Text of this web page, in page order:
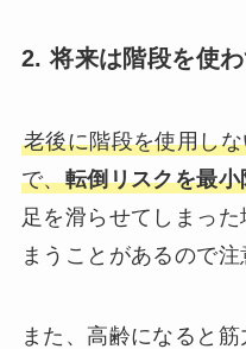
2. 将来は階段を使
老後に階段を使用し
で、転倒リスクを最
足を滑らせてしまっ
まうことがあるので注
また、高齢になると